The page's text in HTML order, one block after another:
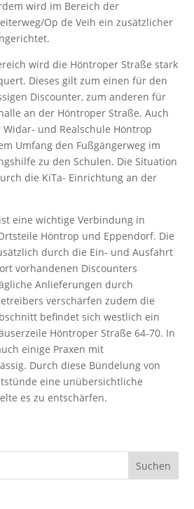
wird im Bereich der
Op de Veih ein zusätzlicher
wird die Höntroper Straße stark
Dieses gilt zum einen für den
Discounter, zum anderen für
an der Höntroper Straße. Auch
und Realschule Höntrop
Umfang den Fußgängerweg im
zu den Schulen. Die Situation
die KiTa- Einrichtung an der
eine wichtige Verbindung in
Höntrop und Eppendorf. Die
durch die Ein- und Ausfahrt
vorhandenen Discounters
Anlieferungen durch
verschärfen zudem die
befindet sich westlich ein
Höntroper Straße 64-70. In
einige Praxen mit
Durch diese Bündelung von
eine unübersichtliche
es zu entschärfen.